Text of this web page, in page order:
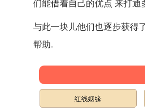
与此一块儿他们也逐步获得
帮助.
红线姻缘